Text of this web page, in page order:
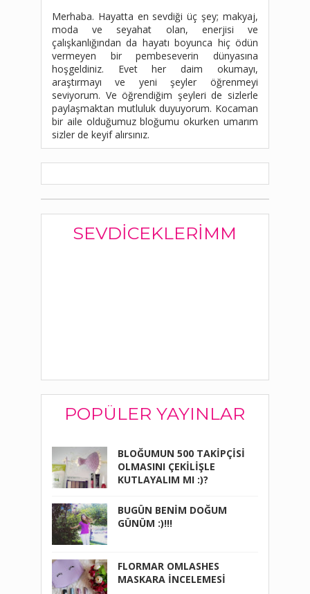
Merhaba. Hayatta en sevdiği üç şey; makyaj,
moda ve seyahat olan, enerjisi ve
çalışkanlığından da hayatı boyunca hiç ödün
vermeyen bir pembeseverin dünyasına
hoşgeldiniz. Evet her daim okumayı,
araştırmayı ve yeni şeyler öğrenmeyi
seviyorum. Ve öğrendiğim şeyleri de sizlerle
paylaşmaktan mutluluk duyuyorum. Kocaman
bir aile olduğumuz bloğumu okurken umarım
sizler de keyif alırsınız.
SEVDICEKLERIMM
POPÜLER YAYINLAR
BLOĞUMUN 500 TAKİPÇİSİ
OLMASINI ÇEKİLİŞLE
KUTLAYALIM MI :)?
BUGÜN BENİM DOĞUM
GÜNÜM :)!!!
FLORMAR OMLASHES
MASKARA İNCELEMESİ